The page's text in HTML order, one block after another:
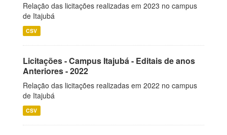
Relação das licitações realizadas em 2023 no campus
de Itajubá
CSV
Licitações - Campus Itajubá - Editais de anos
Anteriores - 2022
Relação das licitações realizadas em 2022 no campus
de Itajubá
CSV